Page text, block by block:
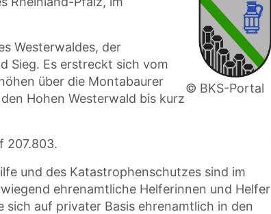
© BKS-Portal
Westerwaldes, der
Sieg. Es erstreckt sich vom
über die Montabaurer
Hohen Westerwald bis kurz
207.803.
und des Katastrophenschutzes sind im
ehrenamtliche Helferinnen und Helfer
sich auf privater Basis ehrenamtlich in den